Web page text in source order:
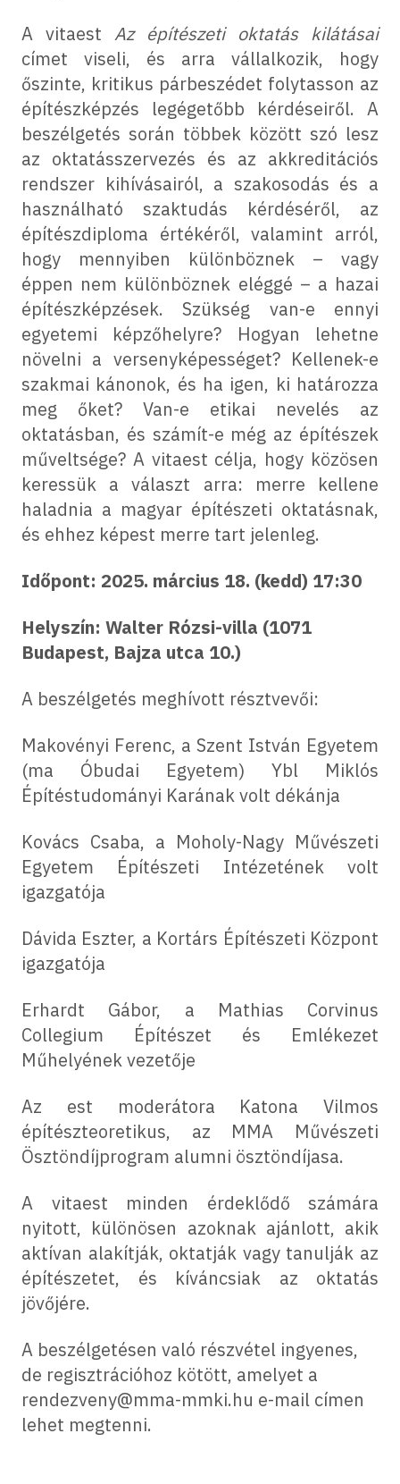
A vitaest Az építészeti oktatás kilátásai
címet viseli, és arra vállalkozik, hogy
őszinte, kritikus párbeszédet folytasson az
építészképzés legégetőbb kérdéseiről. A
beszélgetés során többek között szó lesz
az oktatásszervezés és az akkreditációs
rendszer kihívásairól, a szakosodás és a
használható szaktudás kérdéséről, az
építészdiploma értékéről, valamint arról,
hogy mennyiben különböznek – vagy
éppen nem különböznek eléggé – a hazai
építészképzések. Szükség van-e ennyi
egyetemi képzőhelyre? Hogyan lehetne
növelni a versenyképességet? Kellenek-e
szakmai kánonok, és ha igen, ki határozza
meg őket? Van-e etikai nevelés az
oktatásban, és számít-e még az építészek
műveltsége? A vitaest célja, hogy közösen
keressük a választ arra: merre kellene
haladnia a magyar építészeti oktatásnak,
és ehhez képest merre tart jelenleg.
Időpont: 2025. március 18. (kedd) 17:30
Helyszín: Walter Rózsi-villa (1071
Budapest, Bajza utca 10.)
A beszélgetés meghívott résztvevői:
Makovényi Ferenc, a Szent István Egyetem
(ma Óbudai Egyetem) Ybl Miklós
Építéstudományi Karának volt dékánja
Kovács Csaba, a Moholy-Nagy Művészeti
Egyetem Építészeti Intézetének volt
igazgatója
Dávida Eszter, a Kortárs Építészeti Központ
igazgatója
Erhardt Gábor, a Mathias Corvinus
Collegium Építészet és Emlékezet
Műhelyének vezetője
Az est moderátora Katona Vilmos
építészteoretikus, az MMA Művészeti
Ösztöndíjprogram alumni ösztöndíjasa.
A vitaest minden érdeklődő számára
nyitott, különösen azoknak ajánlott, akik
aktívan alakítják, oktatják vagy tanulják az
építészetet, és kíváncsiak az oktatás
jövőjére.
A beszélgetésen való részvétel ingyenes,
de regisztrációhoz kötött, amelyet a
rendezveny@mma-mmki.hu e-mail címen
lehet megtenni.